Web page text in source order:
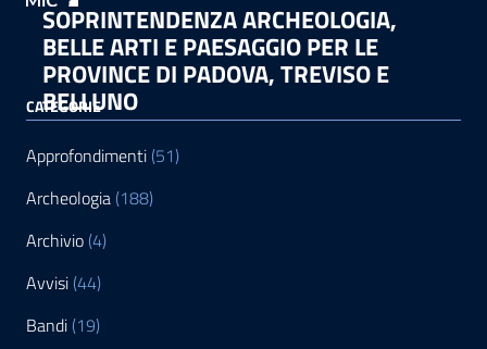
SOPRINTENDENZA ARCHEOLOGIA,
BELLE ARTI E PAESAGGIO PER LE
PROVINCE DI PADOVA, TREVISO E
BELLUNO
CATEGORIE
Approfondimenti (51)
Archeologia (188)
Archivio (4)
Avvisi (44)
Bandi (19)